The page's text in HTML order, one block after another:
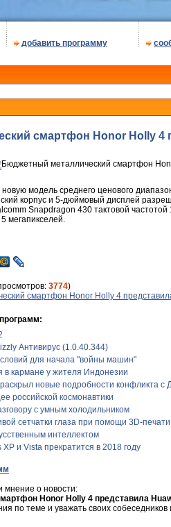
добавить программу
смартфон Honor Holly 4
модель среднего ценового
корпус и 5-дюймовый дисплей
Snapdragon 430 тактовой
мегапикселей.
3774)
смартфон Honor Holly 4
Антивирус (1.0.40.344)
для начала "войны машин"
в кармане у жителя Индонезии
новые подробности конфликта с
российской космонавтики
с умным холодильником
сетчатки глаза при помощи 3D-печати
интеллектом
и Vista прекратится в 2018 году
мнение о новости:
Honor Holly 4 представила
по теме и уважать своих